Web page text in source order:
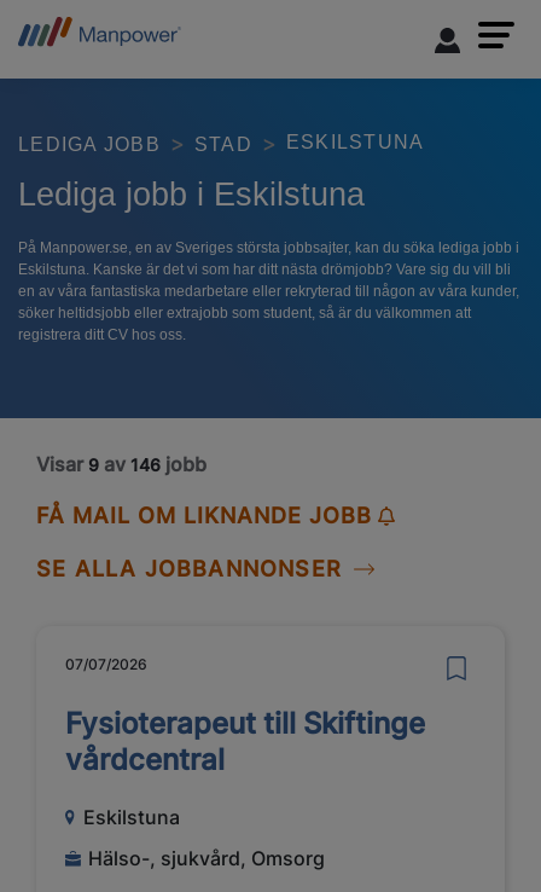
LEDIGA JOBB STAD ESKILSTUNA
Lediga jobb i Eskilstuna
På Manpower.se, en av Sveriges största jobbsajter, kan du söka lediga jobb i
Eskilstuna. Kanske är det vi som har ditt nästa drömjobb? Vare sig du vill bli
en av våra fantastiska medarbetare eller rekryterad till någon av våra kunder,
söker heltidsjobb eller extrajobb som student, så är du välkommen att
registrera ditt CV hos oss.
SE ALLA JOBBANNONSER
Visar 9 av 146 jobb
FÅ MAIL OM LIKNANDE JOBB
07/07/2026
Fysioterapeut till Skiftinge
vårdcentral
Eskilstuna
Hälso-, sjukvård, Omsorg